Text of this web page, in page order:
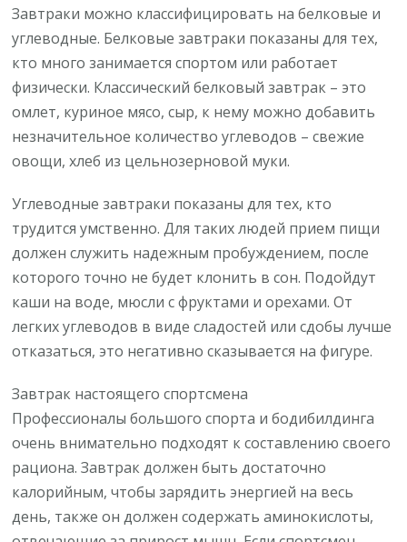
Завтраки можно классифицировать на белковые и
углеводные. Белковые завтраки показаны для тех,
кто много занимается спортом или работает
физически. Классический белковый завтрак – это
омлет, куриное мясо, сыр, к нему можно добавить
незначительное количество углеводов – свежие
овощи, хлеб из цельнозерновой муки.
Углеводные завтраки показаны для тех, кто
трудится умственно. Для таких людей прием пищи
должен служить надежным пробуждением, после
которого точно не будет клонить в сон. Подойдут
каши на воде, мюсли с фруктами и орехами. От
легких углеводов в виде сладостей или сдобы лучше
отказаться, это негативно сказывается на фигуре.
Завтрак настоящего спортсмена
Профессионалы большого спорта и бодибилдинга
очень внимательно подходят к составлению своего
рациона. Завтрак должен быть достаточно
калорийным, чтобы зарядить энергией на весь
день, также он должен содержать аминокислоты,